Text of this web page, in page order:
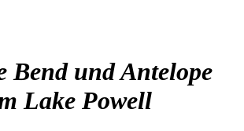
Bend und Antelope
Lake Powell